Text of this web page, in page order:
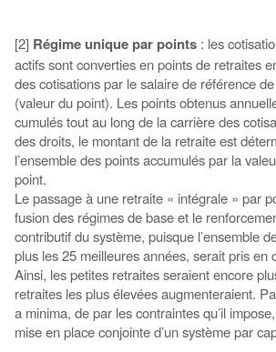
[2] Régime unique par points : les
actifs sont converties en points de retraites
des cotisations par le salaire de référence
(valeur du point). Les points obtenus
cumulés tout au long de la carrière des
des droits, le montant de la retraite est
l’ensemble des points accumulés par la
point.
Le passage à une retraite « intégrale » par
fusion des régimes de base et le
contributif du système, puisque l’ensemble
plus les 25 meilleures années, serait pris en
Ainsi, les petites retraites seraient encore
retraites les plus élevées augmenteraient.
a minima, de par les contraintes qu’il
mise en place conjointe d’un système par